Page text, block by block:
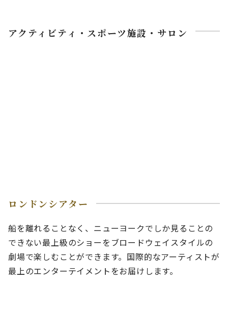
アクティビティ・スポーツ施設・サロン
ロンドンシアター
船を離れることなく、ニューヨークでしか見ることの
できない最上級のショーをブロードウェイスタイルの
劇場で楽しむことができます。国際的なアーティストが
最上のエンターテイメントをお届けします。